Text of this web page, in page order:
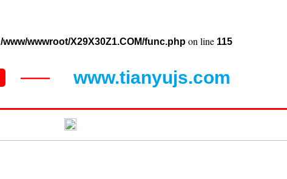
/www/wwwroot/X29X30Z1.COM/func.php on line 115
—— www.tianyujs.com